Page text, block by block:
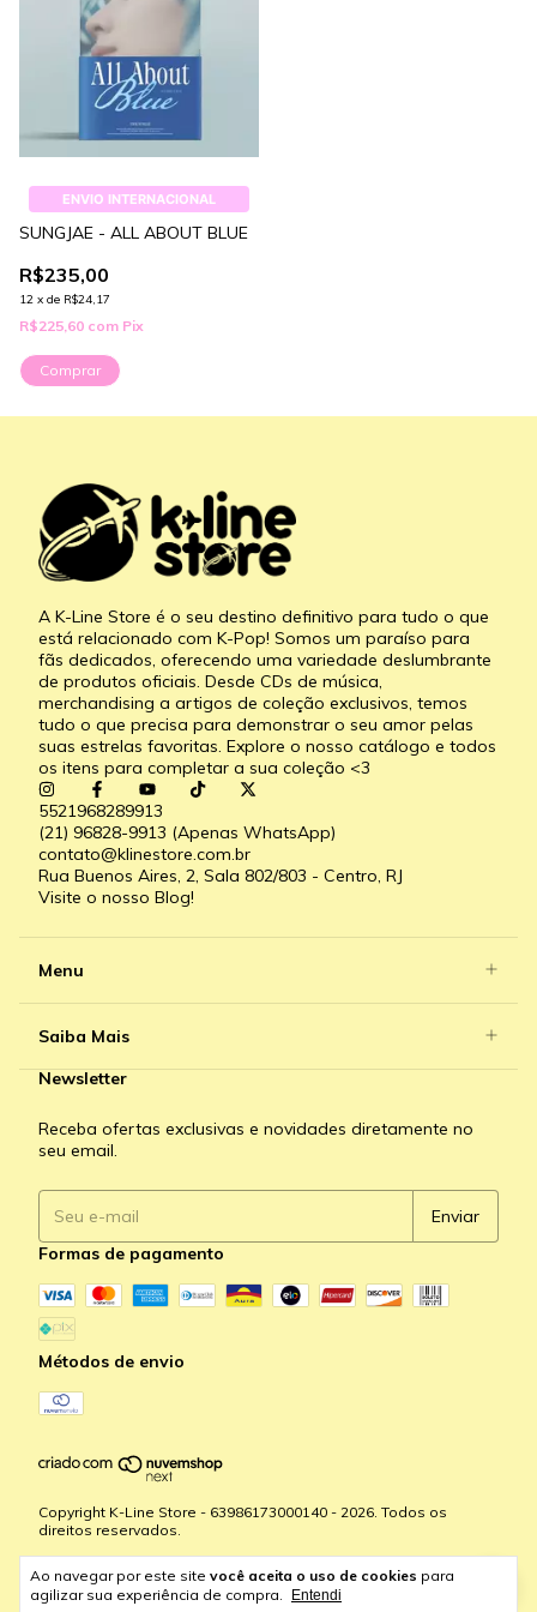
Ao navegar por este site você aceita o uso de cookies para
agilizar sua experiência de compra.
Entendi
ENVIO INTERNACIONAL
SUNGJAE - ALL ABOUT BLUE
R$235,00
12 x de R$24,17
R$225,60 com Pix
Comprar
A K-Line Store é o seu destino definitivo para tudo o que
está relacionado com K-Pop! Somos um paraíso para
fãs dedicados, oferecendo uma variedade deslumbrante
de produtos oficiais. Desde CDs de música,
merchandising a artigos de coleção exclusivos, temos
tudo o que precisa para demonstrar o seu amor pelas
suas estrelas favoritas. Explore o nosso catálogo e todos
os itens para completar a sua coleção <3
5521968289913
(21) 96828-9913 (Apenas WhatsApp)
contato@klinestore.com.br
Rua Buenos Aires, 2, Sala 802/803 - Centro, RJ
Visite o nosso Blog!
Menu
Saiba Mais
Newsletter
Receba ofertas exclusivas e novidades diretamente no
seu email.
Formas de pagamento
Métodos de envio
Copyright K-Line Store - 63986173000140 - 2026. Todos os
direitos reservados.